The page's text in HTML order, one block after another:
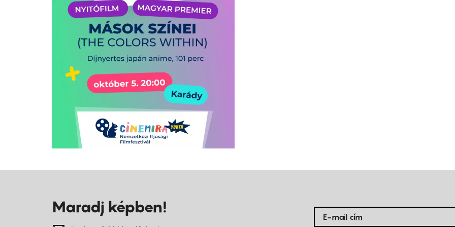
Maradj képben!